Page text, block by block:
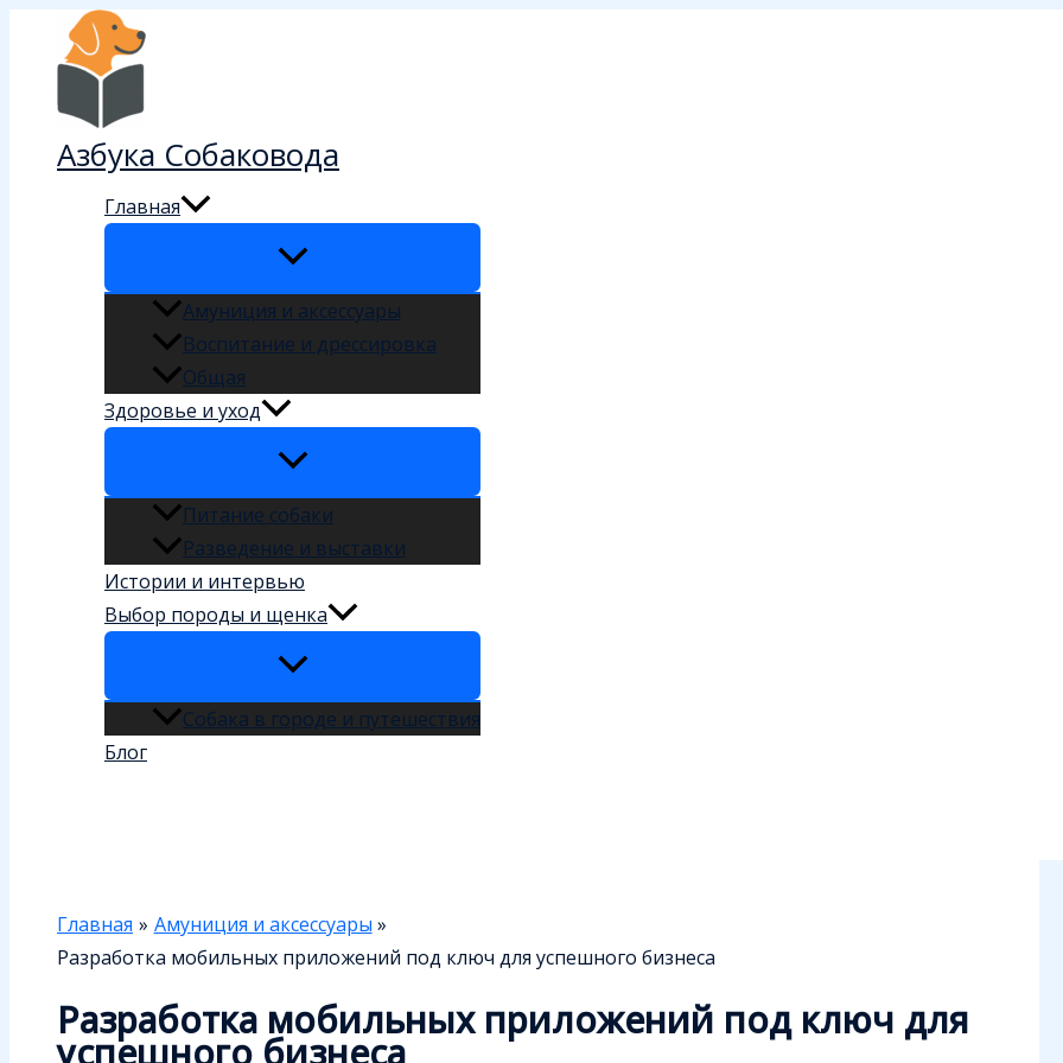
Перейти
Азбука Собаковода
Главная
Амуниция и аксессуары
Воспитание и дрессировка
Общая
Здоровье и уход
Питание собаки
Разведение и выставки
Истории и интервью
Выбор породы и щенка
Собака в городе и путешествия
Блог
Главная
Амуниция и аксессуары
Разработка мобильных приложений под ключ для успешного бизнеса
Разработка мобильных приложений под ключ для
успешного бизнеса